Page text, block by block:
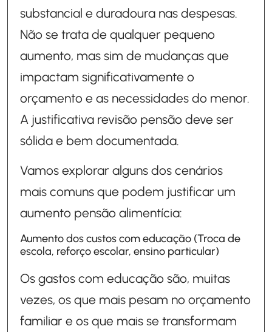
substancial e duradoura nas despesas.
Não se trata de qualquer pequeno
aumento, mas sim de mudanças que
impactam significativamente o
orçamento e as necessidades do menor.
A justificativa revisão pensão deve ser
sólida e bem documentada.
Vamos explorar alguns dos cenários
mais comuns que podem justificar um
aumento pensão alimentícia:
Aumento dos custos com educação (Troca de
escola, reforço escolar, ensino particular)
Os gastos com educação são, muitas
vezes, os que mais pesam no orçamento
familiar e os que mais se transformam